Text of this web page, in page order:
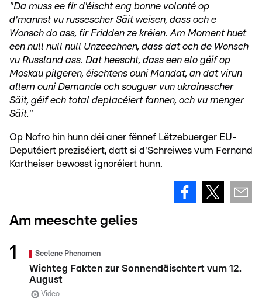
"Da muss ee fir d'éischt eng bonne volonté op
d'mannst vu russescher Säit weisen, dass och e
Wonsch do ass, fir Fridden ze kréien. Am Moment huet
een null null null Unzeechnen, dass dat och de Wonsch
vu Russland ass. Dat heescht, dass een elo géif op
Moskau pilgeren, éischtens ouni Mandat, an dat virun
allem ouni Demande och souguer vun ukrainescher
Säit, géif ech total deplacéiert fannen, och vu menger
Säit."
Op Nofro hin hunn déi aner fënnef Lëtzebuerger EU-
Deputéiert preziséiert, datt si d'Schreiwes vum Fernand
Kartheiser bewosst ignoréiert hunn.
Am meeschte gelies
Seelene Phenomen
Wichteg Fakten zur Sonnendäischtert vum 12.
August
Video